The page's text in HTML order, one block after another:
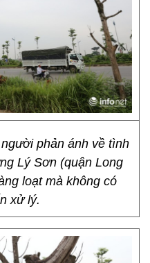
phản ánh về tình
Lý Sơn (quận Long
loạt mà không có
xử lý.